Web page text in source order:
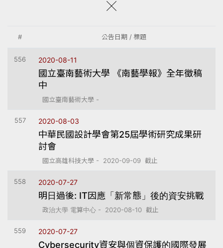
# 公告日期 / 標題
556 2020-08-11
國立臺南藝術大學 《南藝學報》全年徵稿
中
國立臺南藝術大學 -
557 2020-08-03
中華民國設計學會第25屆學術研究成果研
討會
國立高雄科技大學 - 2020-09-09 截止
558 2020-07-27
明日過後: IT因應「新常態」後的資安挑戰
政治大學 電算中心 - 2020-08-10 截止
559 2020-07-27
Cybersecurity資安與個資保護的國際發展